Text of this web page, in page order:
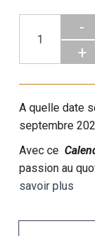
-
+
A quelle date
septembre
Avec ce
passion au
savoir plus